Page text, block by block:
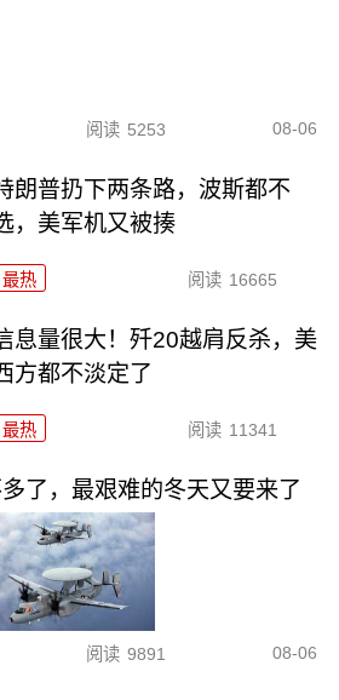
阅读 5253 08-06
朗普扔下两条路，波斯都不
，美军机又被揍
最热 阅读 16665
息量很大！歼20越肩反杀，美
方都不淡定了
最热 阅读 11341
了，最艰难的冬天又要来了
阅读 9891 08-06